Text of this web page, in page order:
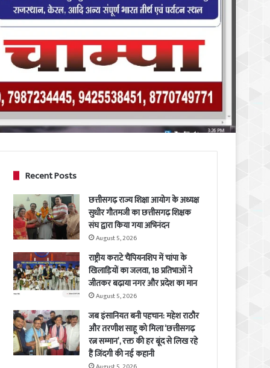
Recent Posts
छत्तीसगढ़ राज्य शिक्षा आयोग के अध्यक्ष
सुधीर गौतमजी का छत्तीसगढ़ शिक्षक
संघ द्वारा किया गया अभिनंदन
August 5, 2026
राष्ट्रीय कराटे चैंपियनशिप में चांपा के
खिलाड़ियों का जलवा, 18 प्रतिभाओं ने
जीतकर बढ़ाया नगर और प्रदेश का मान
August 5, 2026
जब इंसानियत बनी पहचान: महेश राठौर
और तरणीश साहू को मिला ‘छत्तीसगढ़
रत्न सम्मान’, रक्त की हर बूंद से लिख रहे
हैं जिंदगी की नई कहानी